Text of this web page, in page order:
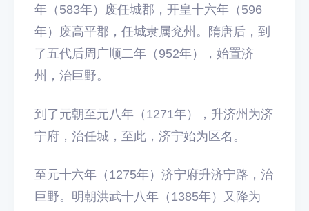
年（583年）废任城郡，开皇十六年（596
年）废高平郡，任城隶属兖州。隋唐后，到
了五代后周广顺二年（952年），始置济
州，治巨野。
到了元朝至元八年（1271年），升济州为济
宁府，治任城，至此，济宁始为区名。
至元十六年（1275年）济宁府升济宁路，治
巨野。明朝洪武十八年（1385年）又降为